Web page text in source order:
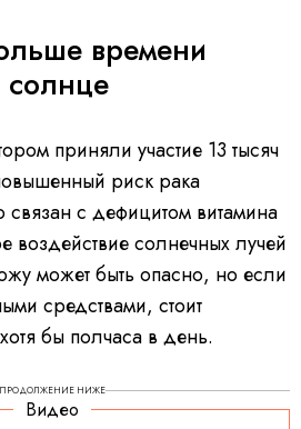
времени
солнце
приняли участие 13 тысяч
риск рака
с дефицитом витамина
воздействие солнечных лучей
может быть опасно, но если
средствами, стоит
бы полчаса в день.
ПРОДОЛЖЕНИЕ НИЖЕ
Видео